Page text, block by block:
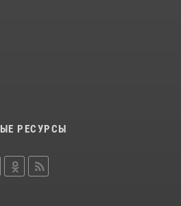
РЕСУРСЫ